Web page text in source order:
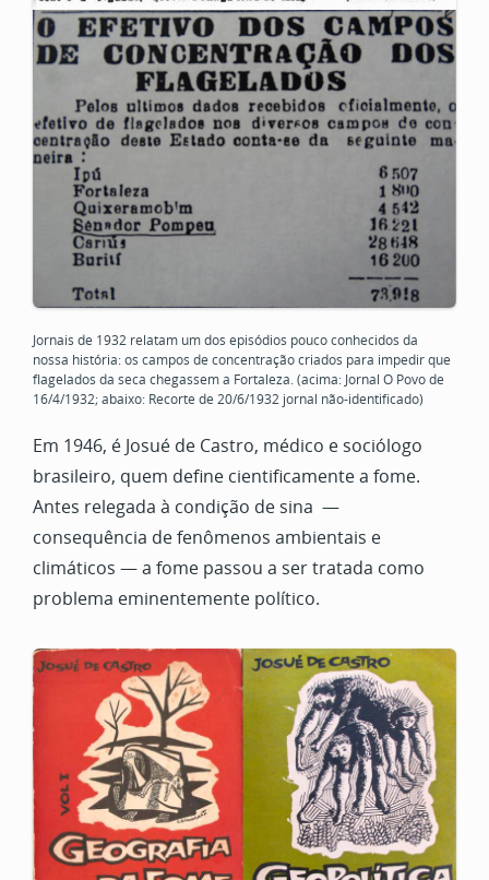
Jornais de 1932 relatam um dos episódios pouco conhecidos da
nossa história: os campos de concentração criados para impedir que
flagelados da seca chegassem a Fortaleza. (acima: Jornal O Povo de
16/4/1932; abaixo: Recorte de 20/6/1932 jornal não-identificado)
Em 1946, é Josué de Castro, médico e sociólogo
brasileiro, quem define cientificamente a fome.
Antes relegada à condição de sina —
consequência de fenômenos ambientais e
climáticos — a fome passou a ser tratada como
problema eminentemente político.